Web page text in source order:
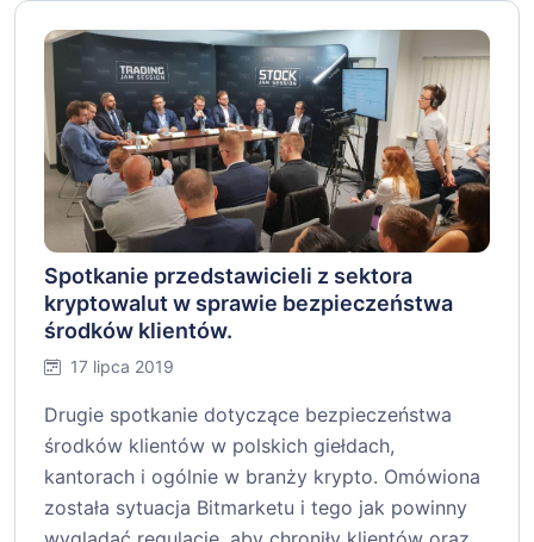
Spotkanie przedstawicieli z sektora
kryptowalut w sprawie bezpieczeństwa
środków klientów.
17 lipca 2019
Drugie spotkanie dotyczące bezpieczeństwa
środków klientów w polskich giełdach,
kantorach i ogólnie w branży krypto. Omówiona
została sytuacja Bitmarketu i tego jak powinny